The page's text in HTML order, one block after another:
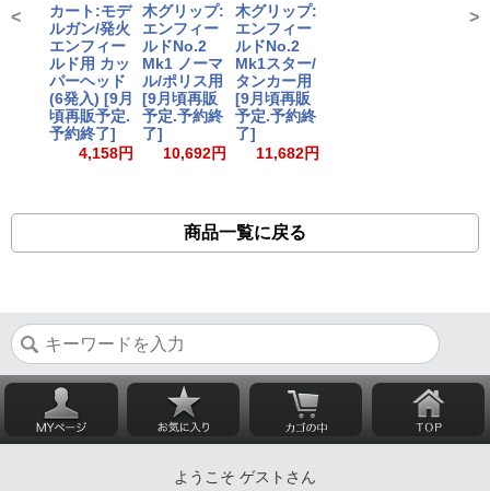
カート:モデ
ルガン/発火
エンフィー
ルド用 カッ
パーヘッド
(6発入) [9月
頃再販予定.
予約終了]
4,158円
木グリップ:
エンフィー
ルドNo.2
Mk1 ノーマ
ル/ポリス用
[9月頃再販
予定.予約終
了]
10,692円
木グリップ:
エンフィー
ルドNo.2
Mk1スター/
タンカー用
[9月頃再販
予定.予約終
了]
11,682円
< >
商品一覧に戻る
ようこそ ゲストさん